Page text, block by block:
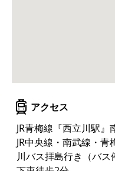
アクセス
JR青梅線『西立川駅』
JR中央線・南武線・
川バス拝島行き（バス